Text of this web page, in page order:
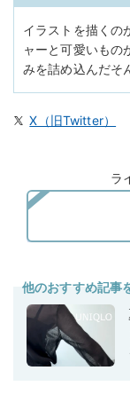
イラストを描くの
ャーと可愛いもの
みを詰め込んだそ
X（旧Twitter）
ラ
他のおすすめ記事